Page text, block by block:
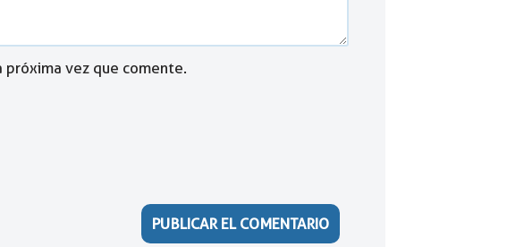
vez que comente.